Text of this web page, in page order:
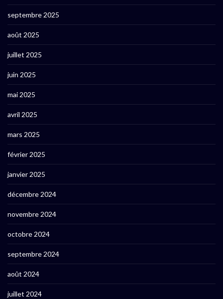
septembre 2025
août 2025
juillet 2025
juin 2025
mai 2025
avril 2025
mars 2025
février 2025
janvier 2025
décembre 2024
novembre 2024
octobre 2024
septembre 2024
août 2024
juillet 2024